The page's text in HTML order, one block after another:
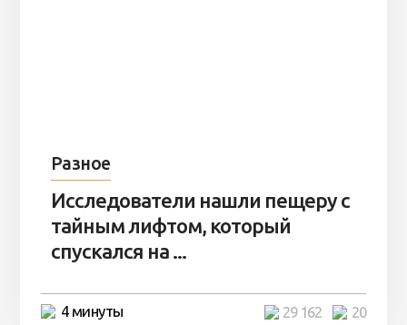
Разное
Исследователи нашли пещеру с
тайным лифтом, который
спускался на ...
4 минуты 20
29 162